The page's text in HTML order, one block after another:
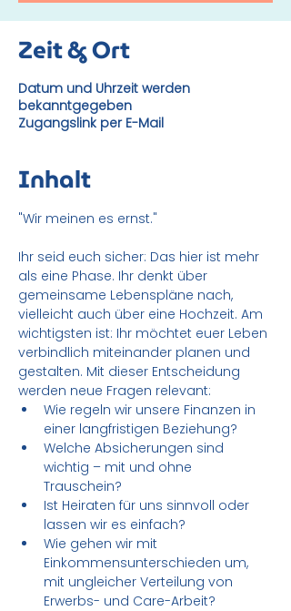
Zeit & Ort
Datum und Uhrzeit werden
bekanntgegeben
Zugangslink per E-Mail
Inhalt
"Wir meinen es ernst."
Ihr seid euch sicher: Das hier ist mehr
als eine Phase. Ihr denkt über
gemeinsame Lebenspläne nach,
vielleicht auch über eine Hochzeit. Am
wichtigsten ist: Ihr möchtet euer Leben
verbindlich miteinander planen und
gestalten. Mit dieser Entscheidung
werden neue Fragen relevant:
Wie regeln wir unsere Finanzen in
einer langfristigen Beziehung?
Welche Absicherungen sind
wichtig – mit und ohne
Trauschein?
Ist Heiraten für uns sinnvoll oder
lassen wir es einfach?
Wie gehen wir mit
Einkommensunterschieden um,
mit ungleicher Verteilung von
Erwerbs- und Care-Arbeit?